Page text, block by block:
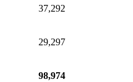
37,292
29,297
98,974